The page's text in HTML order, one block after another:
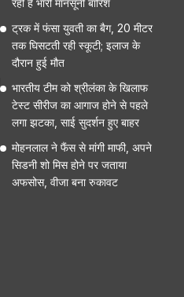
रही है भारी मानसूनी बारिश
ट्रक में फंसा युवती का बैग, 20 मीटर
तक घिसटती रही स्कूटी; इलाज के
दौरान हुई मौत
भारतीय टीम को श्रीलंका के खिलाफ
टेस्ट सीरीज का आगाज होने से पहले
लगा झटका, साई सुदर्शन हुए बाहर
मोहनलाल ने फैंस से मांगी माफी, अपने
सिडनी शो मिस होने पर जताया
अफसोस, वीजा बना रुकावट